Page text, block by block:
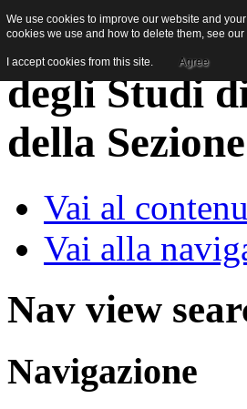
della
Vai al
Vai alla
Nav view
Navigazione
We use cookies to improve our website and
cookies we use and how to delete them, see our
I accept cookies from this site. Agree